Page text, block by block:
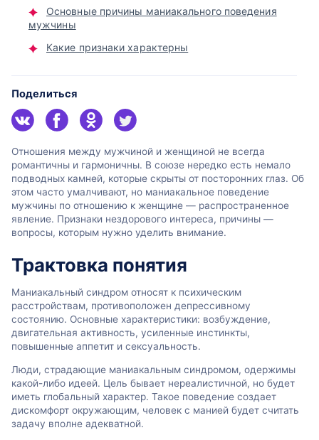
Основные причины маниакального поведения
мужчины
Какие признаки характерны
Поделиться
Отношения между мужчиной и женщиной не всегда
романтичны и гармоничны. В союзе нередко есть немало
подводных камней, которые скрыты от посторонних глаз. Об
этом часто умалчивают, но маниакальное поведение
мужчины по отношению к женщине — распространенное
явление. Признаки нездорового интереса, причины —
вопросы, которым нужно уделить внимание.
Трактовка понятия
Маниакальный синдром относят к психическим
расстройствам, противоположен депрессивному
состоянию. Основные характеристики: возбуждение,
двигательная активность, усиленные инстинкты,
повышенные аппетит и сексуальность.
Люди, страдающие маниакальным синдромом, одержимы
какой-либо идеей. Цель бывает нереалистичной, но будет
иметь глобальный характер. Такое поведение создает
дискомфорт окружающим, человек с манией будет считать
задачу вполне адекватной.